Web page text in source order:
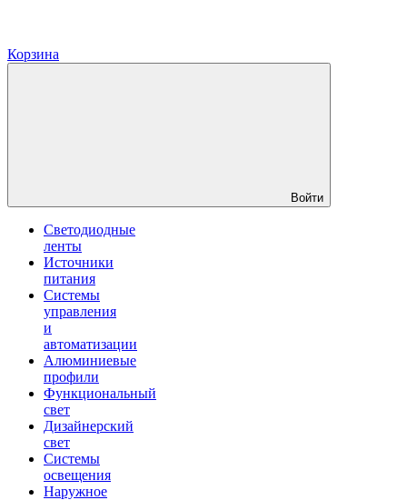
Корзина
Войти
Светодиодные
ленты
Источники
питания
Системы
управления
и
автоматизации
Алюминиевые
профили
Функциональный
свет
Дизайнерский
свет
Системы
освещения
Наружное